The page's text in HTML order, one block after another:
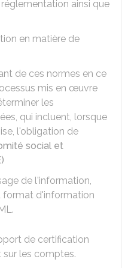
réglementation ainsi que
en matière de
de ces normes en ce
mis en œuvre
les
qui incluent, lorsque
l'obligation de
social et
de l'information,
d'information
de certification
les comptes.